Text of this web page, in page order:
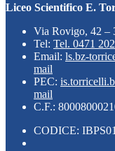
Liceo Scientifico E.
Via Rovigo, 42
Tel: Tel. 0471
Email: ls.bz-
mail
PEC:
mail
C.F.:
CODICE: